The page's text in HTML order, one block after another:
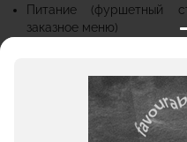
Питание (фуршетный
заказное меню)
Активный отдых
Большая территория для
на свежем воздухе